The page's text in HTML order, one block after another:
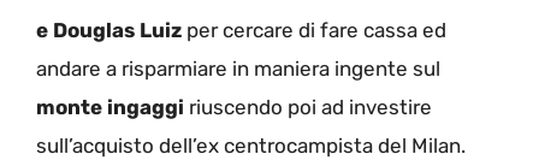
e Douglas Luiz per cercare di fare cassa ed
andare a risparmiare in maniera ingente sul
monte ingaggi riuscendo poi ad investire
sull’acquisto dell’ex centrocampista del Milan.